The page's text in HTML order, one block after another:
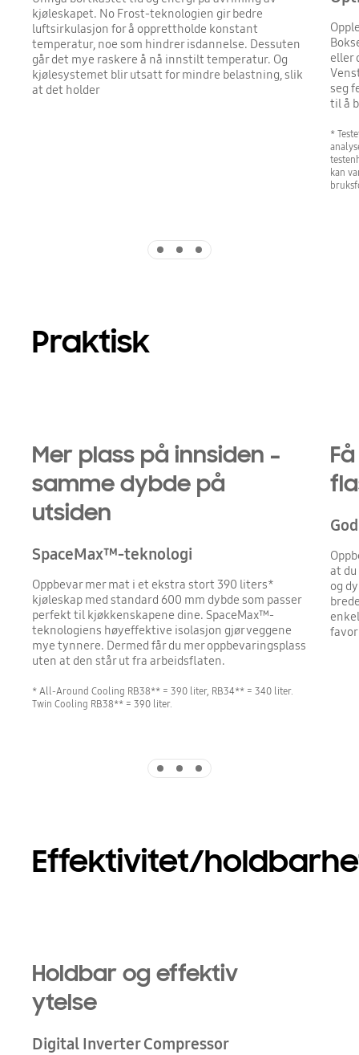
kjøleskapet. No Frost-teknologien gir bedre
luftsirkulasjon for å opprettholde konstant
temperatur, noe som hindrer isdannelse. Dessuten
går det mye raskere å nå innstilt temperatur. Og
kjølesystemet blir utsatt for mindre belastning, slik
at det holder
eller
seg
til å
*
kan
Praktisk
Mer plass på innsiden –
samme dybde på
utsiden
SpaceMax™-teknologi
Oppbevar mer mat i et ekstra stort 390 liters*
kjøleskap med standard 600 mm dybde som passer
perfekt til kjøkkenskapene dine. SpaceMax™-
teknologiens høyeffektive isolasjon gjør veggene
mye tynnere. Dermed får du mer oppbevaringsplass
uten at den står ut fra arbeidsflaten.
* All-Around Cooling RB38** = 390 liter, RB34** = 340 liter.
Twin Cooling RB38** = 390 liter.
at
og
Effektivitet/
Holdbar og effektiv
ytelse
Digital Inverter Compressor